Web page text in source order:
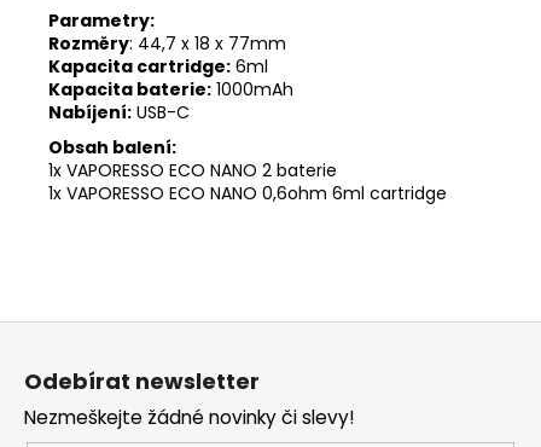
Parametry:
Rozměry: 44,7 x 18 x 77mm
Kapacita cartridge: 6ml
Kapacita baterie: 1000mAh
Nabíjení: USB-C
Obsah balení:
1x VAPORESSO ECO NANO 2 baterie
1x VAPORESSO ECO NANO 0,6ohm 6ml cartridge
Odebírat newsletter
Nezmeškejte žádné novinky či slevy!